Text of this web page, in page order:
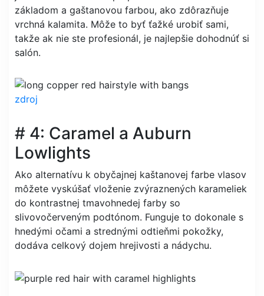
základom a gaštanovou farbou, ako zdôrazňuje
vrchná kalamita. Môže to byť ťažké urobiť sami,
takže ak nie ste profesionál, je najlepšie dohodnúť si
salón.
zdroj
# 4: Caramel a Auburn
Lowlights
Ako alternatívu k obyčajnej kaštanovej farbe vlasov
môžete vyskúšať vloženie zvýraznených karameliek
do kontrastnej tmavohnedej farby so
slivovočerveným podtónom. Funguje to dokonale s
hnedými očami a strednými odtieňmi pokožky,
dodáva celkový dojem hrejivosti a nádychu.